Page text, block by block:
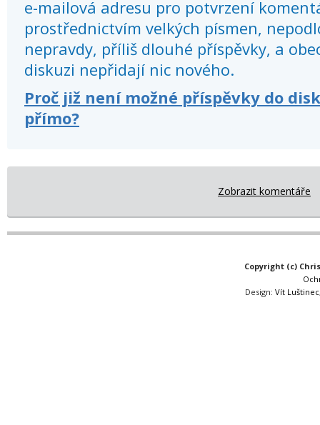
e-mailová adresu pro potvrzení
prostřednictvím velkých písmen,
nepravdy, příliš dlouhé příspěvky, a
diskuzi nepřidají nic nového.
Proč již není možné příspěvky do
přímo?
Zobrazit komentáře
Copyright (c)
Design:Vít Luštinec